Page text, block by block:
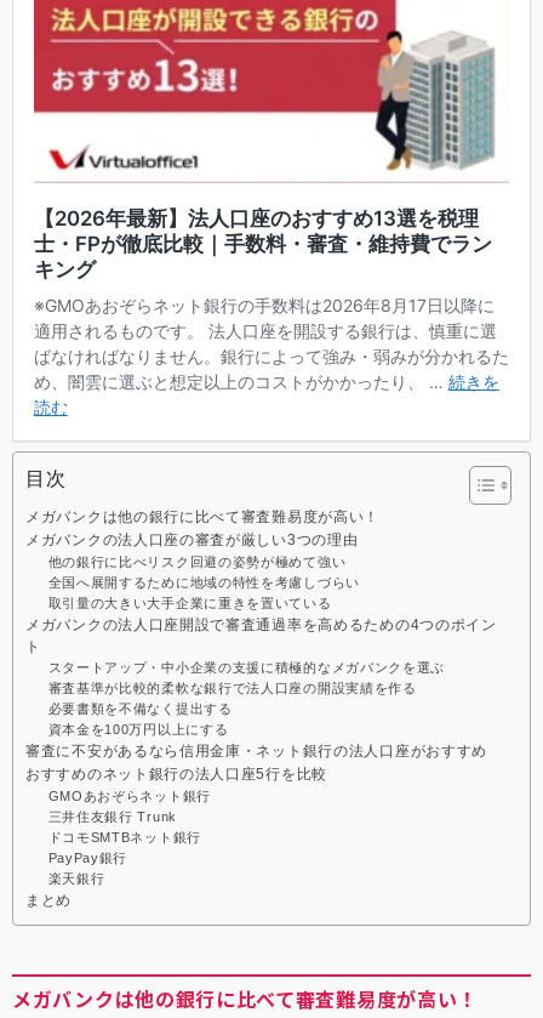
目次
メガバンクは他の銀行に比べて審査難易度が高い！
メガバンクの法人口座の審査が厳しい3つの理由
他の銀行に比べリスク回避の姿勢が極めて強い
全国へ展開するために地域の特性を考慮しづらい
取引量の大きい大手企業に重きを置いている
メガバンクの法人口座開設で審査通過率を高めるための4つのポイン
ト
スタートアップ・中小企業の支援に積極的なメガバンクを選ぶ
審査基準が比較的柔軟な銀行で法人口座の開設実績を作る
必要書類を不備なく提出する
資本金を100万円以上にする
審査に不安があるなら信用金庫・ネット銀行の法人口座がおすすめ
おすすめのネット銀行の法人口座5行を比較
GMOあおぞらネット銀行
三井住友銀行 Trunk
ドコモSMTBネット銀行
PayPay銀行
楽天銀行
まとめ
メガバンクは他の銀行に比べて審査難易度が高い！